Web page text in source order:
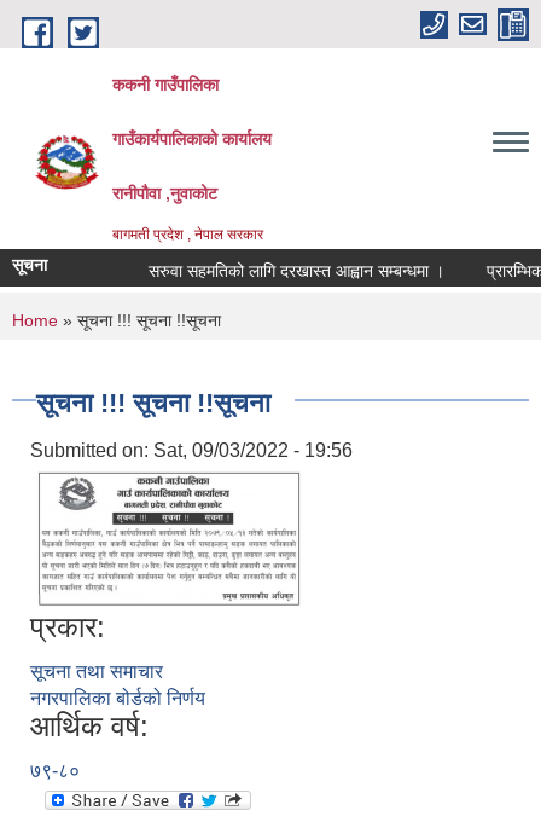
Skip to main content
ककनी गाउँपालिका
गाउँकार्यपालिकाको कार्यालय
रानीपौवा ,नुवाकोट
बागमती प्रदेश , नेपाल सरकार
सूचना सरुवा सहमतिको लागि दरखास्त आह्वान सम्बन्धमा । प्रारम्भिक
You are here
Home » सूचना !!! सूचना !!सूचना
सूचना !!! सूचना !!सूचना
Submitted on: Sat, 09/03/2022 - 19:56
प्रकार:
सूचना तथा समाचार
नगरपालिका बोर्डको निर्णय
आर्थिक वर्ष:
७९-८०